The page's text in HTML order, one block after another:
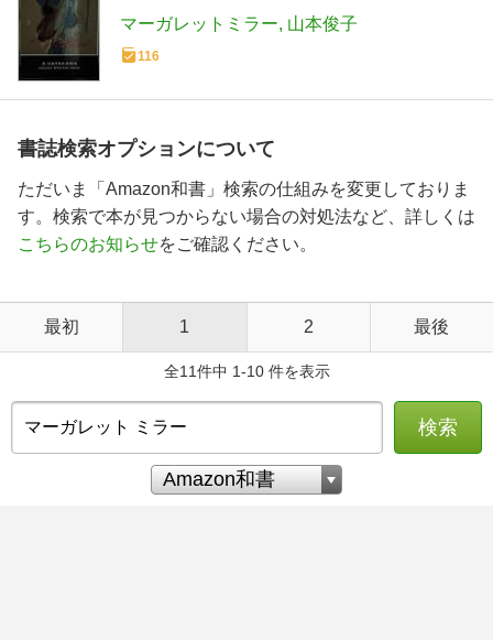
マーガレットミラー 山本俊子
116
書誌検索オプションについて
ただいま「Amazon和書」検索の仕組みを変更しておりま
す。検索で本が見つからない場合の対処法など、詳しくは
こちらのお知らせをご確認ください。
最初 1 2 最後
全11件中 1-10 件を表示
検索